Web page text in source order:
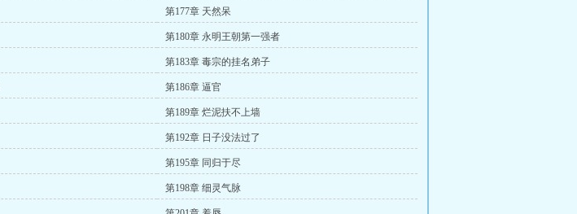
第177章 天然呆
第180章 永明王朝第一强者
第183章 毒宗的挂名弟子
第186章 逼官
第189章 烂泥扶不上墙
第192章 日子没法过了
第195章 同归于尽
第198章 细灵气脉